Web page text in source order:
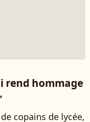
rend hommage
copains de lycée,